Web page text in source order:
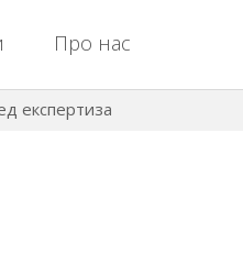
Про нас
експертиза